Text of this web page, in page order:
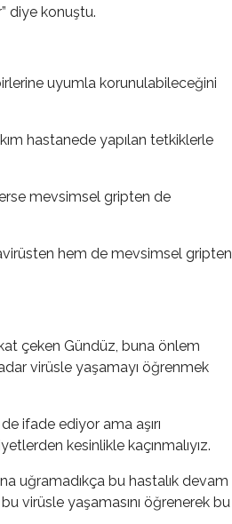
diye konuştu.
uyumla korunulabileceğini
hastanede yapılan tetkiklerle
mevsimsel gripten de
hem de mevsimsel gripten
çeken Gündüz, buna önlem
virüsle yaşamayı öğrenmek
ifade ediyor ama aşırı
kesinlikle kaçınmalıyız.
uğramadıkça bu hastalık devam
virüsle yaşamasını öğrenerek bu